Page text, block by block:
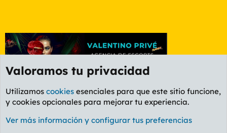
Foro Deportes
Cookies
PL OLDSTYLE AMARILLO
Valoramos tu privacidad
Utilizamos cookies esenciales para que este sitio funcione,
y cookies opcionales para mejorar tu experiencia.
Ver más información y configurar tus preferencias